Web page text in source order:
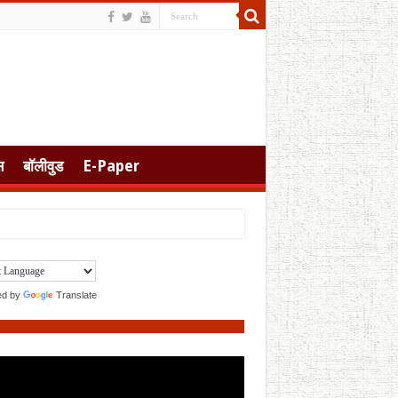
बॉलीवुड E-Paper
by Translate